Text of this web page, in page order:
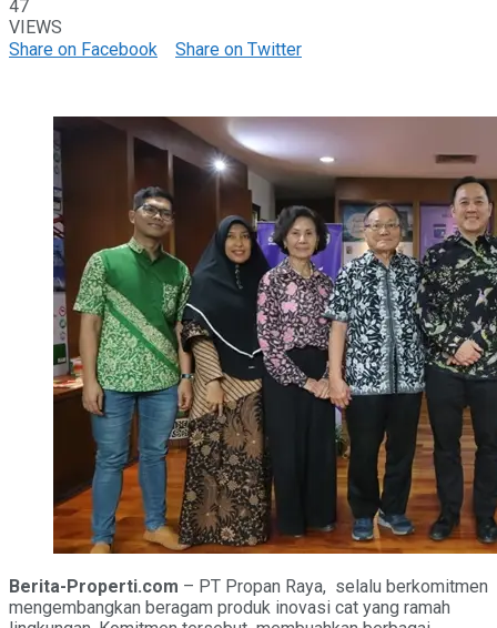
47
VIEWS
Share on Facebook
Share on Twitter
Berita-Properti.com – PT Propan Raya, selalu berkomitmen
mengembangkan beragam produk inovasi cat yang ramah